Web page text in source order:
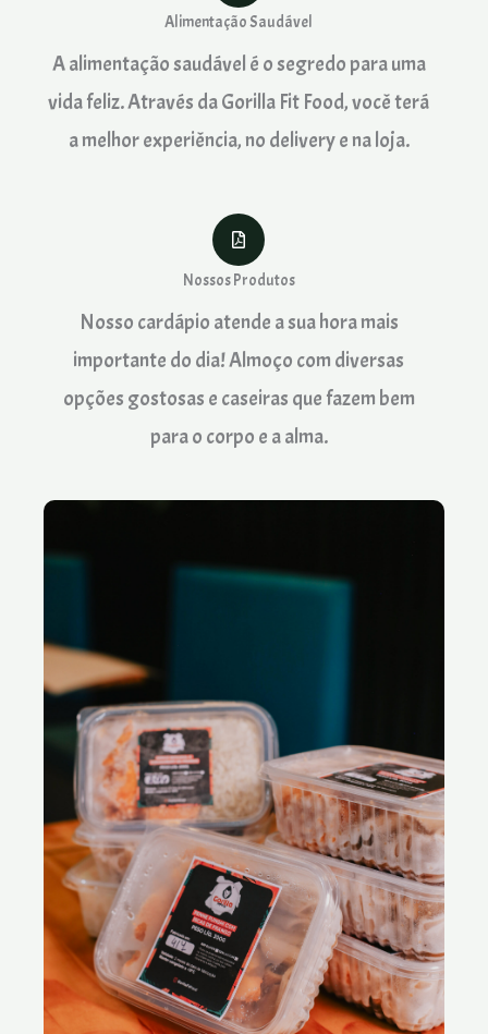
Alimentação Saudável
A alimentação saudável é o segredo para uma
vida feliz. Através da Gorilla Fit Food, você terá
a melhor experiência, no delivery e na loja.
Nossos Produtos
Nosso cardápio atende a sua hora mais
importante do dia! Almoço com diversas
opções gostosas e caseiras que fazem bem
para o corpo e a alma.